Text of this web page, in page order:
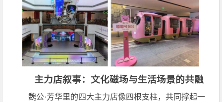
主力店叙事：文化磁场与生活场景的共融
魏公·芳华里的四大主力店像四根支柱，共同撑起一